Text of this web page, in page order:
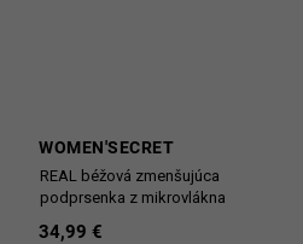
WOMEN'SECRET
REAL béžová zmenšujúca
podprsenka z mikrovlákna
34,99 €